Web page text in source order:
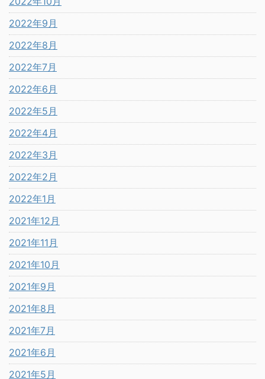
2022年9月
2022年8月
2022年7月
2022年6月
2022年5月
2022年4月
2022年3月
2022年2月
2022年1月
2021年12月
2021年11月
2021年10月
2021年9月
2021年8月
2021年7月
2021年6月
2021年5月